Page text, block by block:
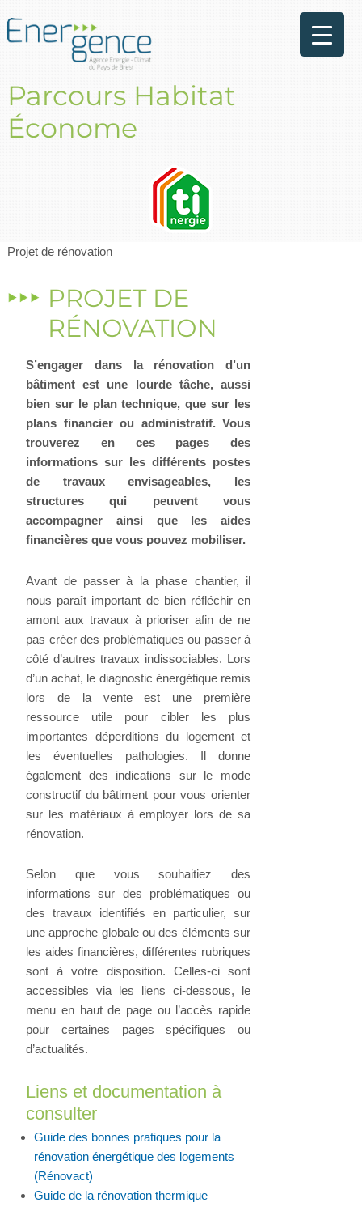
Parcours Habitat
Économe
Projet de rénovation
PROJET DE
RÉNOVATION
S’engager dans la rénovation d’un
bâtiment est une lourde tâche, aussi
bien sur le plan technique, que sur les
plans financier ou administratif. Vous
trouverez en ces pages des
informations sur les différents postes
de travaux envisageables, les
structures qui peuvent vous
accompagner ainsi que les aides
financières que vous pouvez mobiliser.
Avant de passer à la phase chantier, il
nous paraît important de bien réfléchir en
amont aux travaux à prioriser afin de ne
pas créer des problématiques ou passer à
côté d’autres travaux indissociables. Lors
d’un achat, le diagnostic énergétique remis
lors de la vente est une première
ressource utile pour cibler les plus
importantes déperditions du logement et
les éventuelles pathologies. Il donne
également des indications sur le mode
constructif du bâtiment pour vous orienter
sur les matériaux à employer lors de sa
rénovation.
Selon que vous souhaitiez des
informations sur des problématiques ou
des travaux identifiés en particulier, sur
une approche globale ou des éléments sur
les aides financières, différentes rubriques
sont à votre disposition. Celles-ci sont
accessibles via les liens ci-dessous, le
menu en haut de page ou l’accès rapide
pour certaines pages spécifiques ou
d’actualités.
Liens et documentation à
consulter
Guide des bonnes pratiques pour la
rénovation énergétique des logements
(Rénovact)
Guide de la rénovation thermique